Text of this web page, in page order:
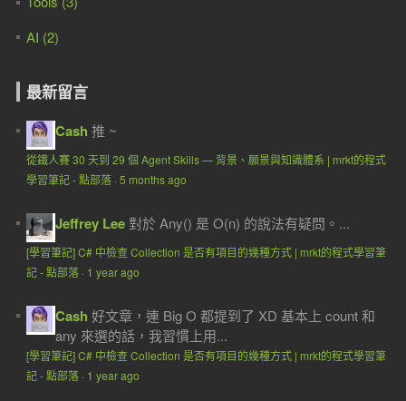
AI (2)
最新留言
Cash 推 ~
從鐵人賽 30 天到 29 個 Agent Skills — 背景、願景與知識體系 | mrkt的程式
學習筆記 - 點部落· 5 months ago
Jeffrey Lee對於 Any() 是 O(n) 的說法有疑問。...
[學習筆記] C# 中檢查 Collection 是否有項目的幾種方式 | mrkt的程式學習筆
記 - 點部落· 1 year ago
Cash 好文章，連 Big O 都提到了 XD 基本上 count 和
any 來選的話，我習慣上用...
[學習筆記] C# 中檢查 Collection 是否有項目的幾種方式 | mrkt的程式學習筆
記 - 點部落· 1 year ago